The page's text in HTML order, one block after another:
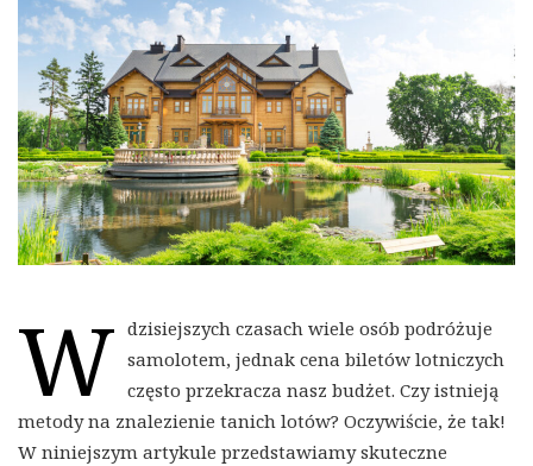
W dzisiejszych czasach wiele osób podróżuje
samolotem, jednak cena biletów lotniczych
często przekracza nasz budżet. Czy istnieją
metody na znalezienie tanich lotów? Oczywiście, że tak!
W niniejszym artykule przedstawiamy skuteczne